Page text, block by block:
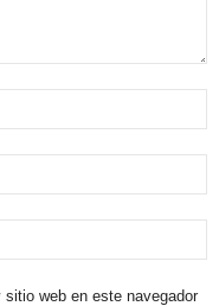
web en este navegador